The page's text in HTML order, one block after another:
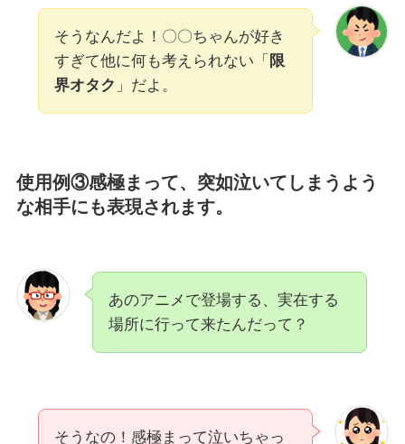
そうなんだよ！〇〇ちゃんが好き
すぎて他に何も考えられない「 限
界オタク 」だよ。
使用例③感極まって、突如泣いてしまうよう
な相手にも表現されます。
あのアニメで登場する、実在する
場所に行って来たんだって？
そうなの！感極まって泣いちゃっ